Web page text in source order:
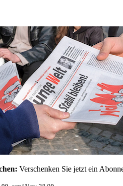
Verschenken Sie jetzt ein